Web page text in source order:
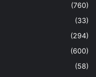
(760)
(33)
(294)
(600)
(58)